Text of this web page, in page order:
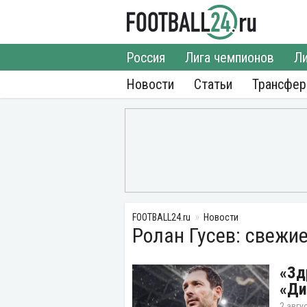
Новости
Россия Лига чемпионов
Статьи
FOOTBALL24.ru Новости
Ролан Гусев: